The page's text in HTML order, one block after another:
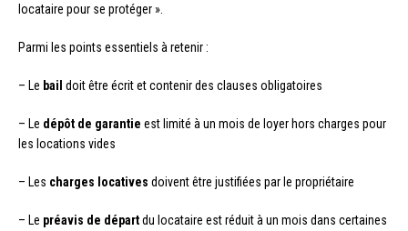
locataire pour se protéger ».
Parmi les points essentiels à retenir :
– Le bail doit être écrit et contenir des clauses obligatoires
– Le dépôt de garantie est limité à un mois de loyer hors charges pour
les locations vides
– Les charges locatives doivent être justifiées par le propriétaire
– Le préavis de départdu locataire est réduit à un mois dans certaines